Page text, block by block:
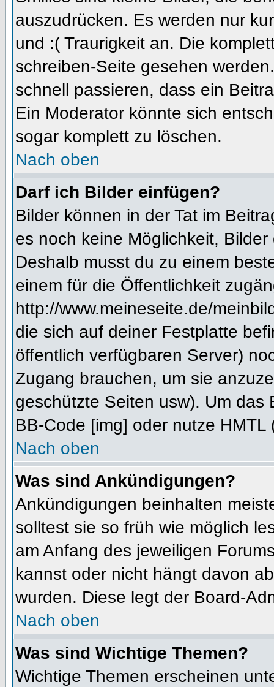
auszudrücken. Es werden nur
und :( Traurigkeit an. Die
schreiben-Seite gesehen
schnell passieren, dass ein
Ein Moderator könnte sich
sogar komplett zu löschen.
Nach oben
Darf ich Bilder einfügen?
Bilder können in der Tat im
es noch keine Möglichkeit,
Deshalb musst du zu einem
einem für die Öffentlichkeit
http://www.meineseite.de/
die sich auf deiner Festplatte
öffentlich verfügbaren Server)
Zugang brauchen, um sie
geschützte Seiten usw). Um
BB-Code [img] oder nutze HMTL
Nach oben
Was sind Ankündigungen?
Ankündigungen beinhalten
solltest sie so früh wie möglich
am Anfang des jeweiligen
kannst oder nicht hängt davon
wurden. Diese legt der Board-
Nach oben
Was sind Wichtige Themen?
Wichtige Themen erscheinen